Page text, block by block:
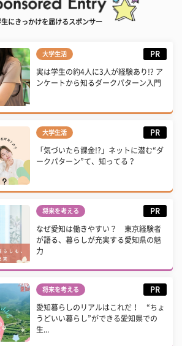
生にきっかけを届けるスポンサー
大学生活 PR
実は学生の約4人に3人が経験あり!? ア
ンケートから知るダークパターン入門
大学生活 PR
「気づいたら課金!?」ネットに潜む“ダ
ークパターン”て、知ってる？
将来を考える PR
なぜ愛知は働きやすい？ 東京経験者
が語る、暮らしが充実する愛知県の魅
力
将来を考える PR
愛知暮らしのリアルはこれだ！ “ちょ
うどいい暮らし”ができる愛知県での
生...